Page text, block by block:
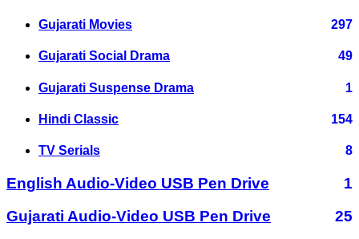
Gujarati Movies 297
Gujarati Social Drama 49
Gujarati Suspense Drama 1
Hindi Classic 154
TV Serials 8
English Audio-Video USB Pen Drive
1
Gujarati Audio-Video USB Pen Drive
25